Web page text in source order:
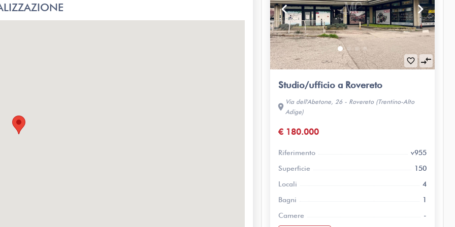
keyboard_arrow_left keyboard_arrow_right
favorite_border compare_arrows
Studio/ufficio a Rovereto
location_on
Via dell'Abetone, 26 - Rovereto (Trentino-Alto
Adige)
€ 180.000
Riferimento
v955
Superficie
150
Locali
4
Bagni
1
Camere
-